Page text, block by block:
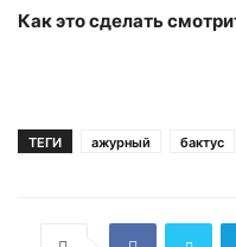
Как это сделать
ТЕГИ ажурный бактус